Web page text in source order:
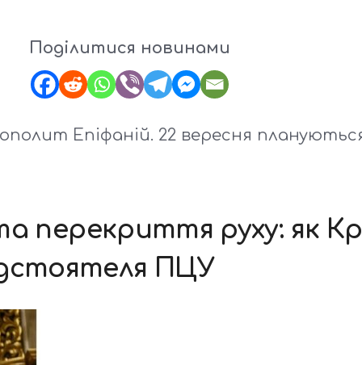
Поділитися новинами
Епіфаній. 22 вересня плануються
та перекриття руху: як
ПЦУ